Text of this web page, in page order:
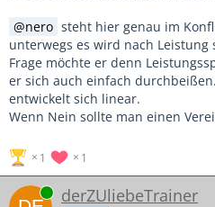
nero steht hier genau im
unterwegs es wird nach
Frage möchte er denn
er sich auch einfach
entwickelt sich linear.
Wenn Nein sollte man einen
1 1
Online derZUliebeTrainer